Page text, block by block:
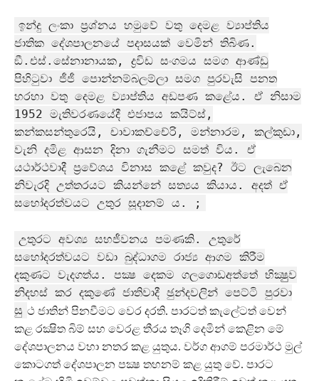
ඉන්දු ලංකා ප‍්‍රශ්නය හමුවේ වතු දෙමළ ව්‍යාප්තිය
ජාතික දේශපාලනයේ පදාසයක් වෙමින් තිබිණ.
ඞී.එස්.සේනානායක, ද්‍රවිඩ සංගමය සමග ආණ්ඩු
පිහිටුවා ජීජී පොන්නම්බලම්ලා සමග පුරවැසි පනත
හරහා වතු දෙමළ ව්‍යාප්තිය අඩපණ කළේය. ඒ නිසාම
1952 මැතිවරණයේදී එජාපය කයිට්ස්,
කන්කසන්තුරෙයි, චාවාකච්චේරි, මන්නාරම, කල්කුඩා,
වැනි දමිළ ආසන දිනා ගැනීමට සමත් විය. ඒ
යථාර්ථවාදී ප‍්‍රවේශය විනාස කළේ කවුද? ඊට ලැබෙන
නිවැරදි උත්තරයට කියන්නේ සත්‍යය කියාය. අදත් ඒ
සහෝදරත්වයට උතුර සූදානම් ය. ;
උතුරට අවශ්‍ය සහජීවනය පමණකි. උතුරේ
සහෝදරත්වයට වඩා බුද්ධාගම රාජ්‍ය ආගම කිරීම
දකුණට වැදගත්ය. පක්‍ෂ දෙකම ගලගොඩඅත්තේ භික්‍ෂුුව
නිදහස් කර දකුණේ ජාතිවාදී ඡුන්දවලින් පෙට්ටි පුරවා
සු ථ ජාතින් පිනවීමට වෙර දරති. පාරටත් කැලේටත් වෙන්
කළ රක්‍ෂිත බිම් සහ වෙරළ තීරය තෑගි දෙමින් කෙළින මේ
දේශපාලනය වහා නතර කළ යුතුය. වර්ග ආගම් පරමාර්ථ මුල්
කොටගත් දේශපාලන පක්‍ෂ තහනම් කළ යුතු වේ. පාරට